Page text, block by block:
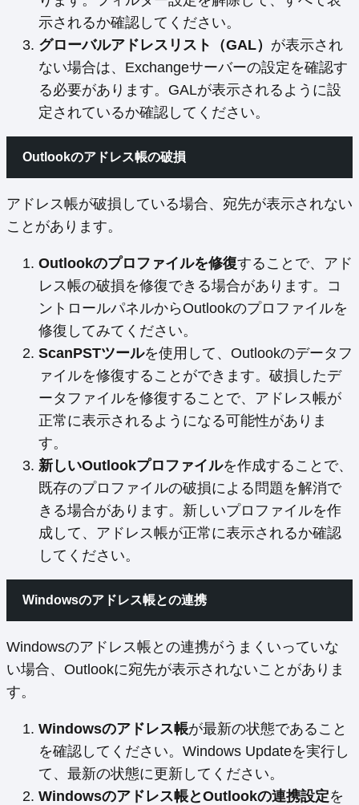
示されるか確認してください。
グローバルアドレスリスト（GAL） が表示され
ない場合は、Exchangeサーバーの設定を確認す
る必要があります。GALが表示されるように設
定されているか確認してください。
Outlookのアドレス帳の破損
アドレス帳が破損している場合、宛先が表示されない
ことがあります。
Outlookのプロファイルを修復することで、アド
レス帳の破損を修復できる場合があります。コ
ントロールパネルからOutlookのプロファイルを
修復してみてください。
ScanPSTツールを使用して、Outlookのデータフ
ァイルを修復することができます。破損したデ
ータファイルを修復することで、アドレス帳が
正常に表示されるようになる可能性がありま
す。
新しいOutlookプロファイルを作成することで、
既存のプロファイルの破損による問題を解消で
きる場合があります。新しいプロファイルを作
成して、アドレス帳が正常に表示されるか確認
してください。
Windowsのアドレス帳との連携
Windowsのアドレス帳との連携がうまくいっていな
い場合、Outlookに宛先が表示されないことがありま
す。
Windowsのアドレス帳が最新の状態であること
を確認してください。Windows Updateを実行し
て、最新の状態に更新してください。
Windowsのアドレス帳とOutlookの連携設定を